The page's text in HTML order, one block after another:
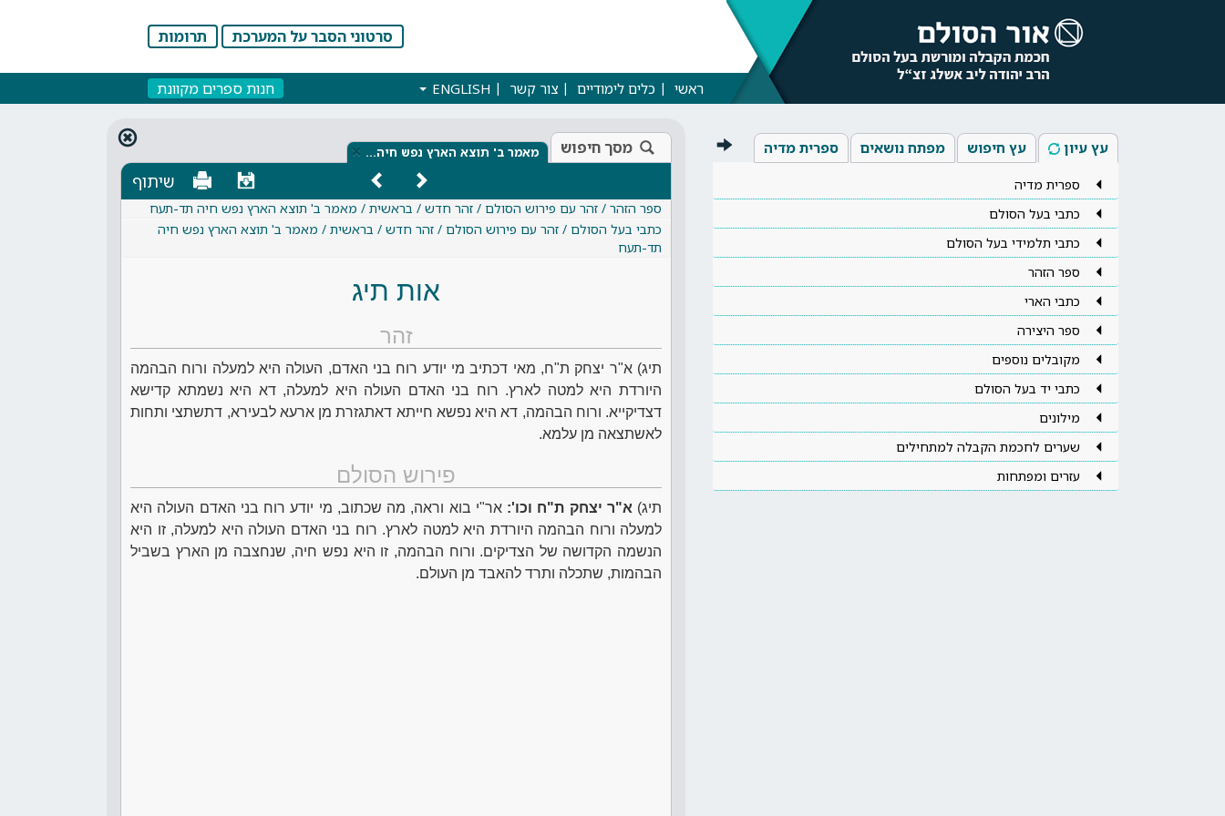
סרטוני הסבר על המערכת תרומות
ראשי כלים לימודיים צור קשר ENGLISH חנות ספרים מקוונת
עץ עיון עץ חיפוש מפתח נושאים ספרית מדיה
ספרית מדיה
כתבי בעל הסולם
כתבי תלמידי בעל הסולם
ספר הזהר
כתבי הארי
ספר היצירה
מקובלים נוספים
כתבי יד בעל הסולם
מילונים
שערים לחכמת הקבלה למתחילים
עזרים ומפתחות
מסך חיפוש מאמר ב' תוצא הארץ נפש חיה… ×
שיתוף
ספר הזהר / זהר עם פירוש הסולם / זהר חדש / בראשית / מאמר ב' תוצא הארץ נפש חיה תד-תעח
כתבי בעל הסולם / זהר עם פירוש הסולם / זהר חדש / בראשית / מאמר ב' תוצא הארץ נפש חיה
תד-תעח
אות תיג
זהר
תיג) א"ר יצחק ת"ח, מאי דכתיב מי יודע רוח בני האדם, העולה היא למעלה ורוח הבהמה
היורדת היא למטה לארץ. רוח בני האדם העולה היא למעלה, דא היא נשמתא קדישא
דצדיקייא. ורוח הבהמה, דא היא נפשא חייתא דאתגזרת מן ארעא לבעירא, דתשתצי ותחות
לאשתצאה מן עלמא.
פירוש הסולם
תיג) א"ר יצחק ת"ח וכו': אר"י בוא וראה, מה שכתוב, מי יודע רוח בני האדם העולה היא
למעלה ורוח הבהמה היורדת היא למטה לארץ. רוח בני האדם העולה היא למעלה, זו היא
הנשמה הקדושה של הצדיקים. ורוח הבהמה, זו היא נפש חיה, שנחצבה מן הארץ בשביל
הבהמות, שתכלה ותרד להאבד מן העולם.